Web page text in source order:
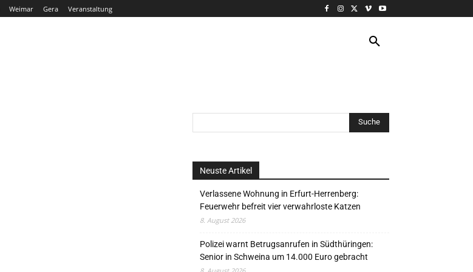
Weimar Gera Veranstaltung
Neuste Artikel
Verlassene Wohnung in Erfurt-Herrenberg:
Feuerwehr befreit vier verwahrloste Katzen
8. August 2026
Polizei warnt Betrugsanrufen in Südthüringen:
Senior in Schweina um 14.000 Euro gebracht